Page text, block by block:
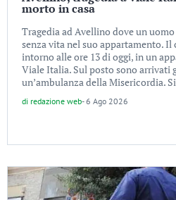
morto in casa
Tragedia ad Avellino dove un
senza vita nel suo appartamento.
intorno alle ore 13 di oggi, in un
Viale Italia. Sul posto sono arrivati
un’ambulanza della Misericordia.
di redazione web-6 Ago 2026